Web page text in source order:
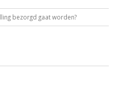
bezorgd gaat worden?